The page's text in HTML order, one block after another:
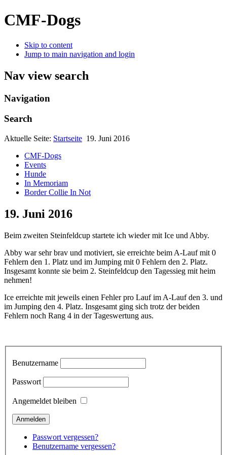
CMF-Dogs
Skip to content
Jump to main navigation and login
Nav view search
Navigation
Search
Aktuelle Seite: Startseite 19. Juni 2016
CMF-Dogs
Events
Hunde
In Memoriam
Border Collie In Not
19. Juni 2016
Beim zweiten Steinfeldcup startete ich wieder mit Ice und Abby.
Abby war sehr brav und motiviert, sie erreichte beim A-Lauf mit 0
Fehlern den 1. Platz und im Jumping mit 0 Fehlern den 2. Platz.
Insgesamt konnte sie beim 2. Steinfeldcup den Tagessieg mit heim
nehmen!
Ice erreichte mit jeweils einen Fehler pro Lauf im A-Lauf den 3. und
im Jumping den 4. Platz. Insgesamt ging sich trotz der beiden
Fehlern noch Rang 4 in der Tageswertung aus.
Benutzername
Passwort
Angemeldet bleiben
Passwort vergessen?
Benutzername vergessen?